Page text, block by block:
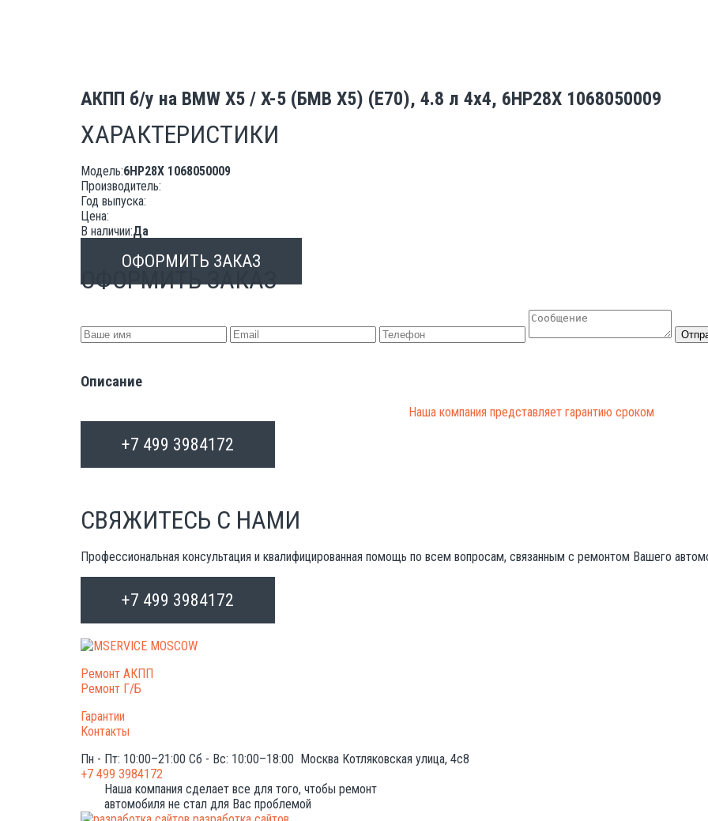
АКПП б/у на BMW Х5 / X-5 (БМВ Х5) (E70), 4.8 л 4x4, 6HP28X 1068050009
ХАРАКТЕРИСТИКИ
Модель:6HP28X 1068050009
Производитель:
Год выпуска:
Цена:
В наличии:Да
ОФОРМИТЬ ЗАКАЗ
ОФОРМИТЬ ЗАКАЗ
Описание
Наша компания представляет гарантию сроком
+7 499 3984172
СВЯЖИТЕСЬ С НАМИ
Профессиональная консультация и квалифицированная помощь по всем вопросам, связанным с ремонтом Вашего
+7 499 3984172
Ремонт АКПП
Ремонт Г/Б
Гарантии
Контакты
Пн - Пт: 10:00–21:00 Сб - Вс: 10:00–18:00 Москва Котляковская улица, 4с8
+7 499 3984172
Наша компания сделает все для того, чтобы ремонт
автомобиля не стал для Вас проблемой